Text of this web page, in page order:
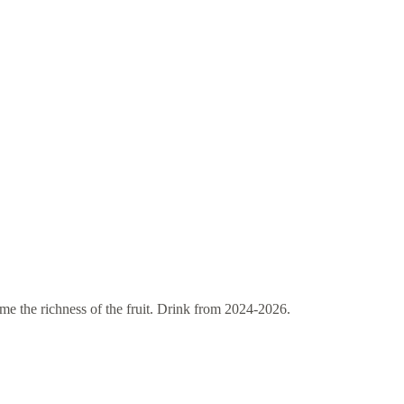
the richness of the fruit. Drink from 2024-2026.